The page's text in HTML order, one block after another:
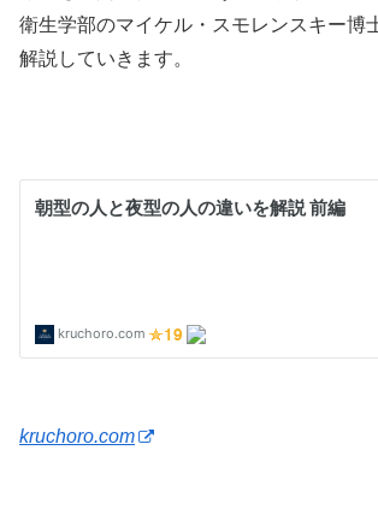
衛生学部のマイケル・スモレンスキー博
解説していきます。
kruchoro.com